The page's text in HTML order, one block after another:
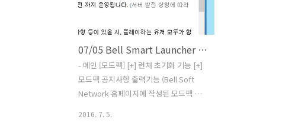
운트 기능] [Bell Smart Server 서버 자
Server 서버 자동 재시작 지연시간 설정
기능] [Bell S..
07/05 Bell Smart Launcher 개발현황
- 메인 [모드팩] [+] 런처 초기화 기능 [+]
모드팩 공지사항 출력기능 (Bell Soft
Network 홈페이지에 작성된 모드팩 공
2016. 7. 5.